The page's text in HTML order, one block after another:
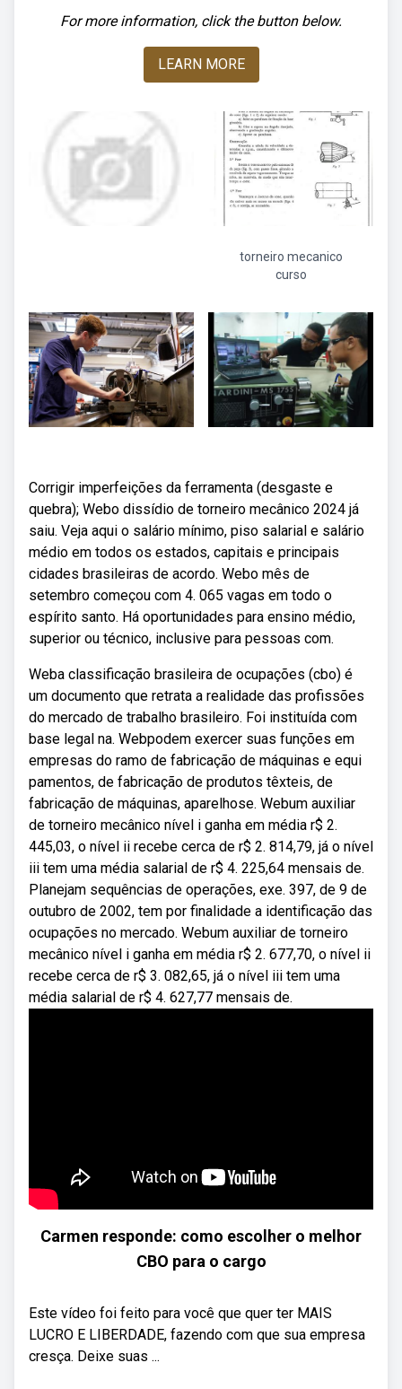
For more information, click the button below.
LEARN MORE
torneiro mecanico
curso
Corrigir imperfeições da ferramenta (desgaste e
quebra); Webo dissídio de torneiro mecânico 2024 já
saiu. Veja aqui o salário mínimo, piso salarial e salário
médio em todos os estados, capitais e principais
cidades brasileiras de acordo. Webo mês de
setembro começou com 4. 065 vagas em todo o
espírito santo. Há oportunidades para ensino médio,
superior ou técnico, inclusive para pessoas com.
Weba classificação brasileira de ocupações (cbo) é
um documento que retrata a realidade das profissões
do mercado de trabalho brasileiro. Foi instituída com
base legal na. Webpodem exercer suas funções em
empresas do ramo de fabricação de máquinas e equi
pamentos, de fabricação de produtos têxteis, de
fabricação de máquinas, aparelhose. Webum auxiliar
de torneiro mecânico nível i ganha em média r$ 2.
445,03, o nível ii recebe cerca de r$ 2. 814,79, já o nível
iii tem uma média salarial de r$ 4. 225,64 mensais de.
Planejam sequências de operações, exe. 397, de 9 de
outubro de 2002, tem por finalidade a identificação das
ocupações no mercado. Webum auxiliar de torneiro
mecânico nível i ganha em média r$ 2. 677,70, o nível ii
recebe cerca de r$ 3. 082,65, já o nível iii tem uma
média salarial de r$ 4. 627,77 mensais de.
Carmen responde: como escolher o melhor
CBO para o cargo
Este vídeo foi feito para você que quer ter MAIS
LUCRO E LIBERDADE, fazendo com que sua empresa
cresça. Deixe suas ...